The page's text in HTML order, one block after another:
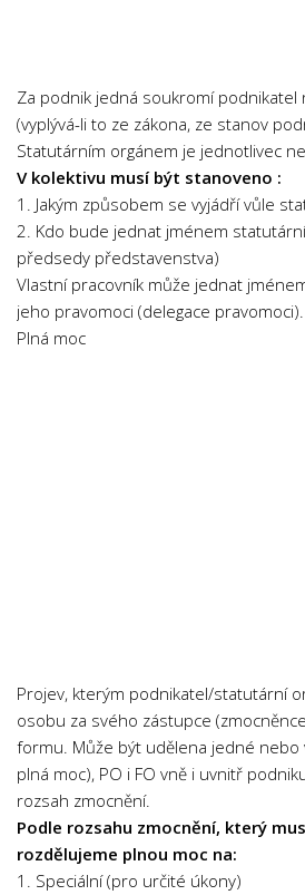
Ekologie
Ekonomie
Fyzika
Informatika
Jazyky
Management
Marketing
Zeměpis
Novinky
Za podnik jedná soukromí
(vyplývá-li to ze zákona, ze stanov
Statutárním orgánem je jednotlivec
V kolektivu musí být stanoveno :
1. Jakým způsobem se vyjádří vůle
2. Kdo bude jednat jménem
předsedy představenstva)
Vlastní pracovník může jednat
jeho pravomoci (delegace pravomoci).
Plná moc
Projev, kterým podnikatel/statutární
osobu za svého zástupce
formu. Může být udělena jedné nebo
plná moc), PO i FO vně i uvnitř
rozsah zmocnění.
Podle rozsahu zmocnění, který
rozdělujeme plnou moc na:
1. Speciální (pro určité úkony)